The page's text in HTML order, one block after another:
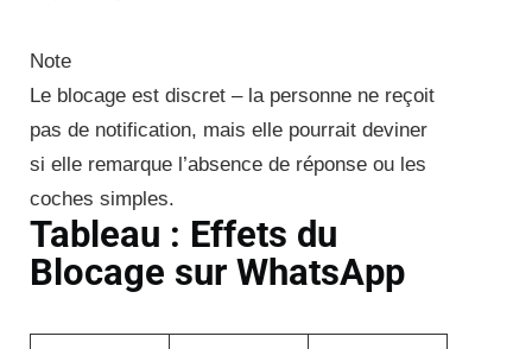
Note
Le blocage est discret – la personne ne reçoit
pas de notification, mais elle pourrait deviner
si elle remarque l’absence de réponse ou les
coches simples.
Tableau : Effets du
Blocage sur WhatsApp